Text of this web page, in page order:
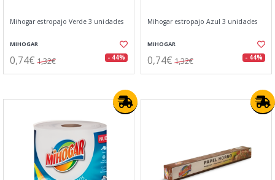
Mihogar estropajo Verde 3 unidades
MIHOGAR
0,74€ 1,32€ - 44%
Mihogar estropajo Azul 3 unidades
MIHOGAR
0,74€ 1,32€ - 44%